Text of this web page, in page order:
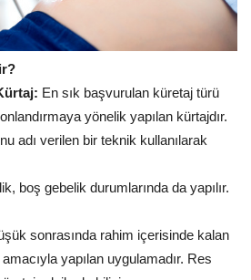
En sık başvurulan küretaj türü
yönelik yapılan kürtajdır.
adı verilen bir teknik kullanılarak
boş gebelik durumlarında da yapılır.
sonrasında rahim içerisinde kalan
yapılan uygulamadır. Res